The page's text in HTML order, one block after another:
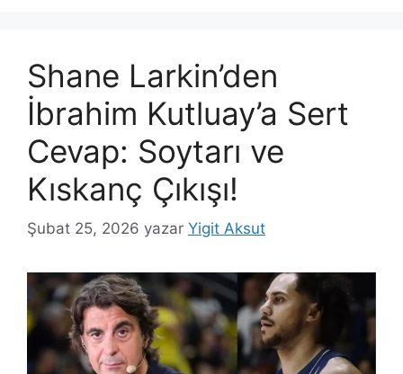
Shane Larkin’den
İbrahim Kutluay’a Sert
Cevap: Soytarı ve
Kıskanç Çıkışı!
Şubat 25, 2026 yazar Yigit Aksut